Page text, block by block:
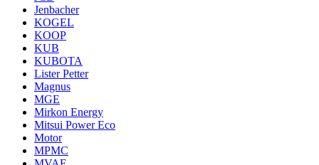
Jenbacher
KOGEL
KOOP
KUB
KUBOTA
Lister Petter
Magnus
MGE
Mirkon Energy
Mitsui Power Eco
Motor
MPMC